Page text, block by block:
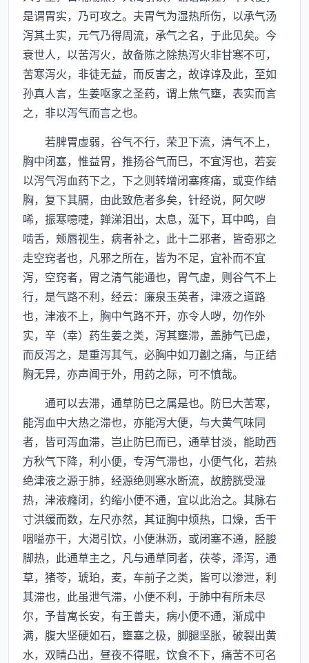
是谓胃实，乃可攻之。夫胃气为湿热所伤，以承气汤
泻其土实，元气乃得周流，承气之名，于此见矣。今
衰世人，以苦泻火，故备陈之除热泻火非甘寒不可，
苦寒泻火，非徒无益，而反害之，故谆谆及此，至如
孙真人言，生姜呕家之圣药，谓上焦气壅，表实而言
之，非以泻气而言之也。
若脾胃虚弱，谷气不行，荣卫下流，清气不上，
胸中闭塞，惟益胃，推扬谷气而巳，不宜泻也，若妄
以泻气泻血药下之，下之则转增闭塞疼痛，或变作结
胸，复下其膈，由此致危者多矣，针经说，阿欠哕
唏，振寒噫啑，亸涕泪出，太息，涎下，耳中鸣，自
啮舌，颊唇视生，病者补之，此十二邪者，皆奇邪之
走空窍者也，凡邪之所在，皆为不足，宜补而不宜
泻，空窍者，胃之清气能通也，胃气虚，则谷气不上
行，是气路不利，经云：廉泉玉英者，津液之道路
也，津液不上，胸中气路不开，亦令人哕，勿作外
实，辛（幸）药生姜之类，泻其壅滞，盖肺气已虚，
而反泻之，是重泻其气，必胸中如刀劙之痛，与正结
胸无异，亦声闻于外，用药之际，可不慎哉。
通可以去滞，通草防巳之属是也。防巳大苦寒，
能泻血中大热之滞也，亦能泻大便，与大黄气味同
者，皆可泻血滞，岂止防巳而已，通草甘淡，能助西
方秋气下降，利小便，专泻气滞也，小便气化，若热
绝津液之源于肺，经源绝则寒水断流，故膀胱受湿
热，津液癃闭，约缩小便不通，宜以此治之。其脉右
寸洪缓而数，左尺亦然，其证胸中烦热，口燥，舌干
咽嗌亦干，大渴引饮，小便淋沥，或闭塞不通，胫朘
脚热，此通草主之，凡与通草同者，茯苓，泽泻，通
草，猪苓，琥珀，麦，车前子之类，皆可以渗泄，利
其滞也，此虽泄气滞，小便不利，于肺中有所未尽
尔，予昔寓长安，有王善夫，病小便不通，渐成中
满，腹大坚硬如石，壅塞之极，脚腿坚胀，破裂出黄
水，双睛凸出，昼夜不得眠，饮食不下，痛苦不可名